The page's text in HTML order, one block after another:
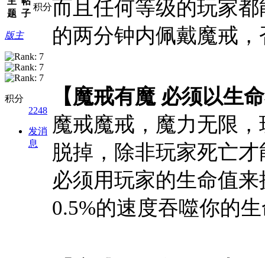
题 子
积分
版主
积分
2248
发消
息
而且任何等级的玩家
的两分钟内佩戴魔戒
【魔戒有魔 必须以生
魔戒魔戒，魔力无限
脱掉，除非玩家死亡
必须用玩家的生命值
0.5%的速度吞噬你的